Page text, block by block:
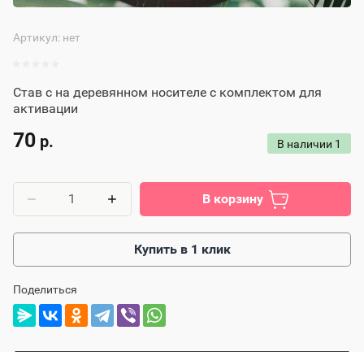
Артикул: нет
Став с на деревянном носителе с комплектом для
активации
В наличии 1
70 р.
В корзину
Купить в 1 клик
Поделиться